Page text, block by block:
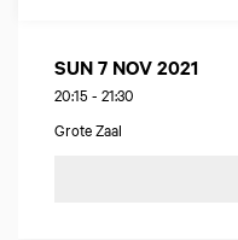
SUN 7 NOV 2021
20:15 - 21:30
Grote Zaal